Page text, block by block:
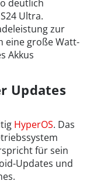
deutlich
Ultra.
zur
eine große Watt-
Akkus
Updates
HyperOS. Das
für sein
Updates und